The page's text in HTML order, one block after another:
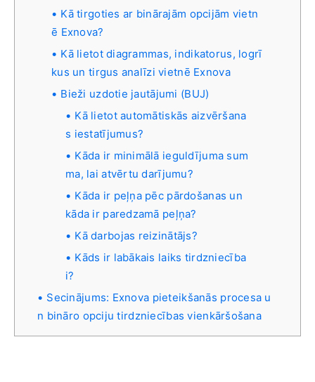
Kā tirgoties ar binārajām opcijām vietn
ē Exnova?
Kā lietot diagrammas, indikatorus, logrī
kus un tirgus analīzi vietnē Exnova
Bieži uzdotie jautājumi (BUJ)
Kā lietot automātiskās aizvēršana
s iestatījumus?
Kāda ir minimālā ieguldījuma sum
ma, lai atvērtu darījumu?
Kāda ir peļņa pēc pārdošanas un
kāda ir paredzamā peļņa?
Kā darbojas reizinātājs?
Kāds ir labākais laiks tirdzniecība
i?
Secinājums: Exnova pieteikšanās procesa u
n bināro opciju tirdzniecības vienkāršošana